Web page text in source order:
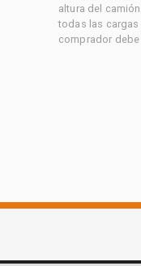
altura del
todas las cargas
comprador